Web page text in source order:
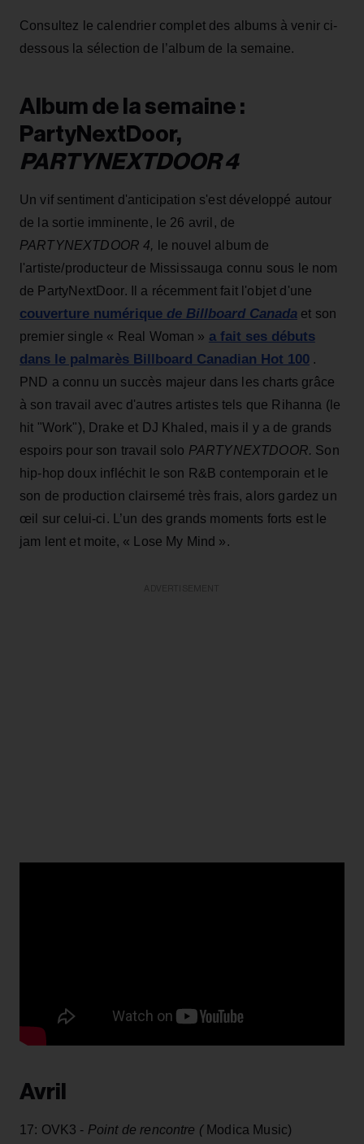
Consultez le calendrier complet des albums à venir ci-
dessous la sélection de l’album de la semaine.
Album de la semaine :
PartyNextDoor,
PARTYNEXTDOOR 4
Un vif sentiment d'anticipation s'est développé autour
de la sortie imminente, le 26 avril, de
PARTYNEXTDOOR 4, le nouvel album de
l'artiste/producteur de Mississauga connu sous le nom
de PartyNextDoor. Il a récemment fait l'objet d'une
couverture numérique de Billboard Canada et son
premier single « Real Woman » a fait ses débuts
dans le palmarès Billboard Canadian Hot 100 .
PND a connu un succès majeur dans les charts grâce
à son travail avec d'autres artistes tels que Rihanna (le
hit "Work"), Drake et DJ Khaled, mais il y a de grands
espoirs pour son travail solo PARTYNEXTDOOR. Son
hip-hop doux infléchit le son R&B contemporain et le
son de production clairsemé très frais, alors gardez un
œil sur celui-ci. L’un des grands moments forts est le
jam lent et moite, « Lose My Mind ».
Avril
17: OVK3 - Point de rencontre (Modica Music)